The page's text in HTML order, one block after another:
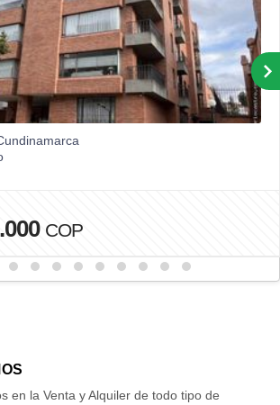
COP
en la Venta y Alquiler de todo tipo de